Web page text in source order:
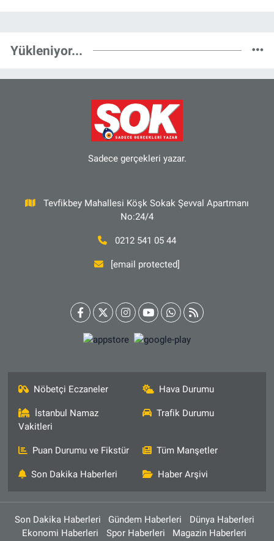
Yükleniyor...
Sadece gerçekleri yazar.
Tevfikbey Mahallesi Köşk Sokak Şevval Apartmanı
No:24/4
0212 541 05 44
[email protected]
Nöbetçi Eczaneler Hava Durumu
İstanbul Namaz
Vakitleri
Trafik Durumu
Puan Durumu ve Fikstür Tüm Manşetler
Son Dakika Haberleri Haber Arşivi
Son Dakika Haberleri Gündem Haberleri
Dünya Haberleri
Ekonomi Haberleri
Spor Haberleri Magazin Haberleri